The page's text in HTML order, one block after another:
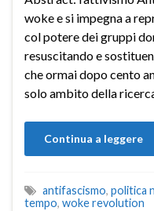
woke e si impegna a
col potere dei gruppi
resuscitando e
che ormai dopo cento
solo ambito della
Continua a leggere
antifascismo, politica
tempo, woke revolution